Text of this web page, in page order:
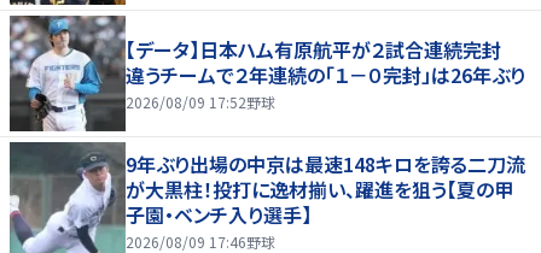
【データ】日本ハム有原航平が２試合連続完封
違うチームで２年連続の「１－０完封」は26年ぶり
2026/08/09 17:52野球
9年ぶり出場の中京は最速148キロを誇る二刀流
が大黒柱！投打に逸材揃い、躍進を狙う【夏の甲
子園・ベンチ入り選手】
2026/08/09 17:46野球